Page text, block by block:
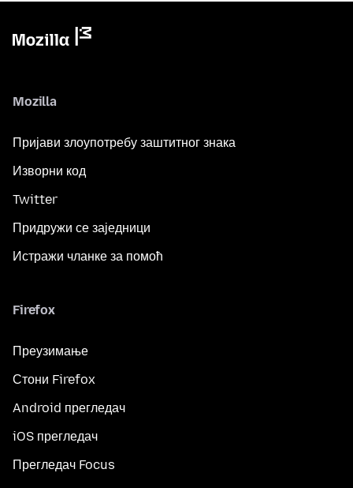
Mozilla
Пријави злоупотребу заштитног знака
Изворни код
Twitter
Придружи се заједници
Истражи чланке за помоћ
Firefox
Преузимање
Стони Firefox
Android прегледач
iOS прегледач
Прегледач Focus